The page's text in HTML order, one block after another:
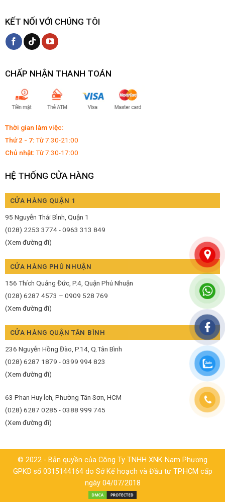
KẾT NỐI VỚI CHÚNG TÔI
CHẤP NHẬN THANH TOÁN
Thời gian làm việc:
Thứ 2 - 7:Từ 7:30-21:00
Chủ nhật:Từ 7:30-17:00
HỆ THỐNG CỬA HÀNG
CỬA HÀNG QUẬN 1
95 Nguyễn Thái Bình, Quận 1
(028) 2253 3774 - 0963 313 849
(Xem đường đi)
CỬA HÀNG PHÚ NHUẬN
156 Thích Quảng Đức, P.4, Quận Phú Nhuận
(028) 6287 4573 – 0909 528 769
(Xem đường đi)
CỬA HÀNG QUẬN TÂN BÌNH
236 Nguyễn Hồng Đào, P.14, Q.Tân Bình
(028) 6287 1879 - 0399 994 823
(Xem đường đi)
63 Phan Huy Ích, Phường Tân Sơn, HCM
(028) 6287 0285 - 0388 999 745
(Xem đường đi)
© 2022 - Bản quyền của Công Ty TNHH XNK Nam Phương
GPKD số 0315144164 do Sở Kế hoạch và Đầu tư TP.HCM cấp
ngày 04/07/2018